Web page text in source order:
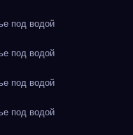
под водой
под водой
под водой
под водой